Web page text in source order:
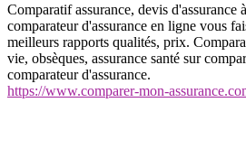
Comparatif assurance, devis d'assurance
comparateur d'assurance en ligne vous
meilleurs rapports qualités, prix.
vie, obsèques, assurance santé sur
comparateur d'assurance.
https://www.comparer-mon-